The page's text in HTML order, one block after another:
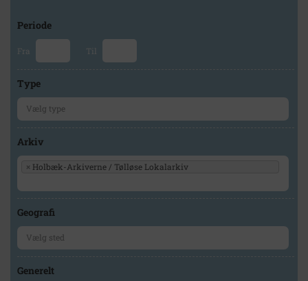
Periode
Fra Til
Type
Arkiv
× Holbæk-Arkiverne / Tølløse Lokalarkiv
Geografi
Generelt